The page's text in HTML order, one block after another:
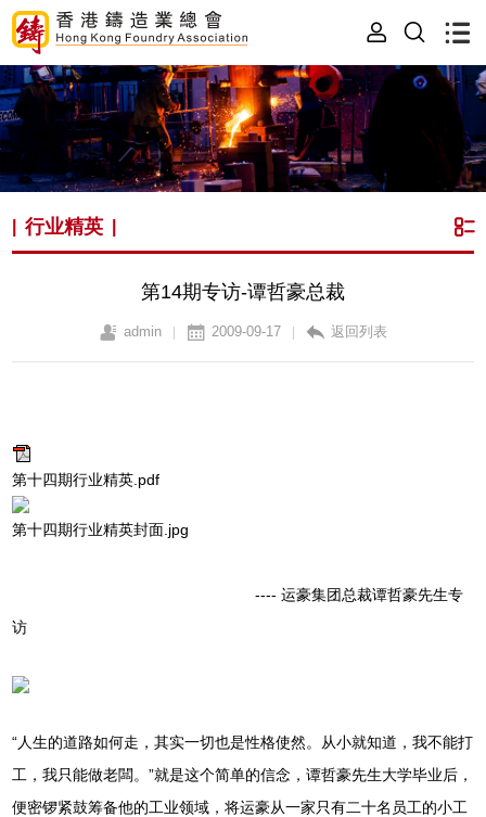
|行业精英
第14期专访-谭哲豪总裁
admin | 2009-09-17 | 返回列表
第十四期行业精英.pdf
第十四期行业精英封面.jpg
---- 运豪集团总裁谭哲豪先生专
访
“人生的道路如何走，其实一切也是性格使然。从小就知道，我不能打
工，我只能做老闆。”就是这个简单的信念，谭哲豪先生大学毕业后，
便密锣紧鼓筹备他的工业领域，将运豪从一家只有二十名员工的小工